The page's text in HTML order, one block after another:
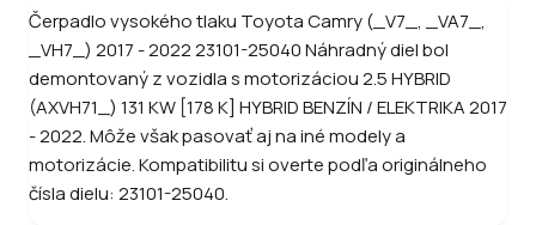
Čerpadlo vysokého tlaku Toyota Camry (_V7_, _VA7_,
_VH7_) 2017 - 2022 23101-25040 Náhradný diel bol
demontovaný z vozidla s motorizáciou 2.5 HYBRID
(AXVH71_) 131 KW [178 K] HYBRID BENZÍN / ELEKTRIKA 2017
- 2022. Môže však pasovať aj na iné modely a
motorizácie. Kompatibilitu si overte podľa originálneho
čísla dielu: 23101-25040.